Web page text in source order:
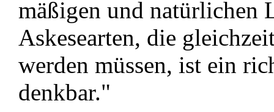
mäßigen und natürlichen
Askesearten, die
werden müssen, ist ein
denkbar."